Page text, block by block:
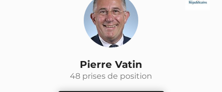
Pierre Vatin
48 prises de position